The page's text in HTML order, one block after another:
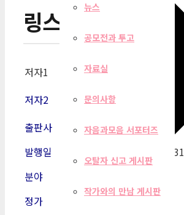
뉴스
공모전과 투고
자료실
문의사항
자음과모음 서포터즈
오탈자 신고 게시판
작가와의 만남 게시판
링스 4권
저자1
저자2
출판사
에브리북
발행일
2002-03-31
분야
정가
7,500원